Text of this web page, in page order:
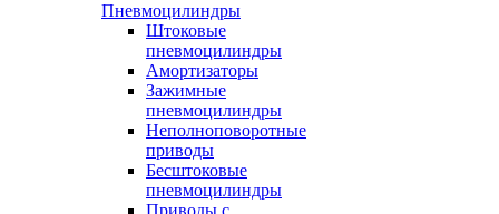
Пневмоцилиндры
Штоковые
пневмоцилиндры
Амортизаторы
Зажимные
пневмоцилиндры
Неполноповоротные
приводы
Бесштоковые
пневмоцилиндры
Приводы с